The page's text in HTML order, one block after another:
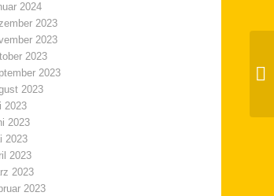
2024
2023
2023
2023
2023
2023
2023
2023
2023
2023
2023
2023